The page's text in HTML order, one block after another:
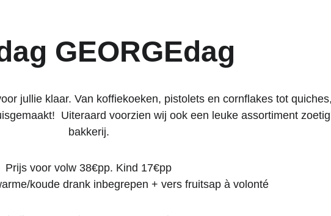
GEORGEdag
jullie klaar. Van koffiekoeken, pistolets en cornflakes tot
Uiteraard voorzien wij ook een leuke assortiment
bakkerij.
Prijs voor volw 38€pp. Kind 17€pp
koude drank inbegrepen + vers fruitsap à volonté